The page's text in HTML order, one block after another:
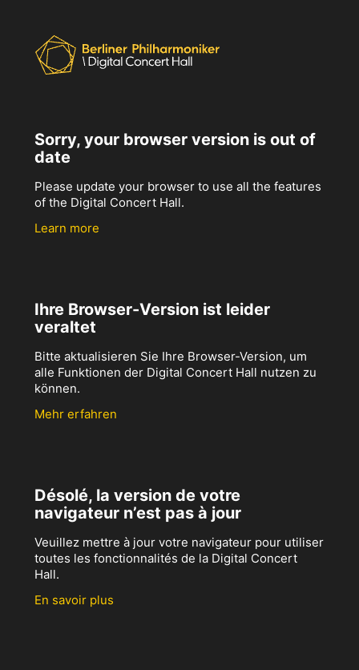
Sorry, your browser version is out of
date
Please update your browser to use all the features
of the Digital Concert Hall.
Learn more
Ihre Browser-Version ist leider
veraltet
Bitte aktualisieren Sie Ihre Browser-Version, um
alle Funktionen der Digital Concert Hall nutzen zu
können.
Mehr erfahren
Désolé, la version de votre
navigateur n’est pas à jour
Veuillez mettre à jour votre navigateur pour utiliser
toutes les fonctionnalités de la Digital Concert
Hall.
En savoir plus